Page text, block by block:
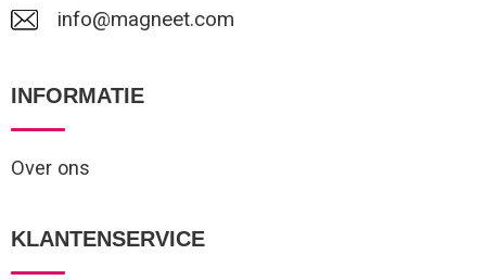
info@magneet.com
INFORMATIE
Over ons
KLANTENSERVICE